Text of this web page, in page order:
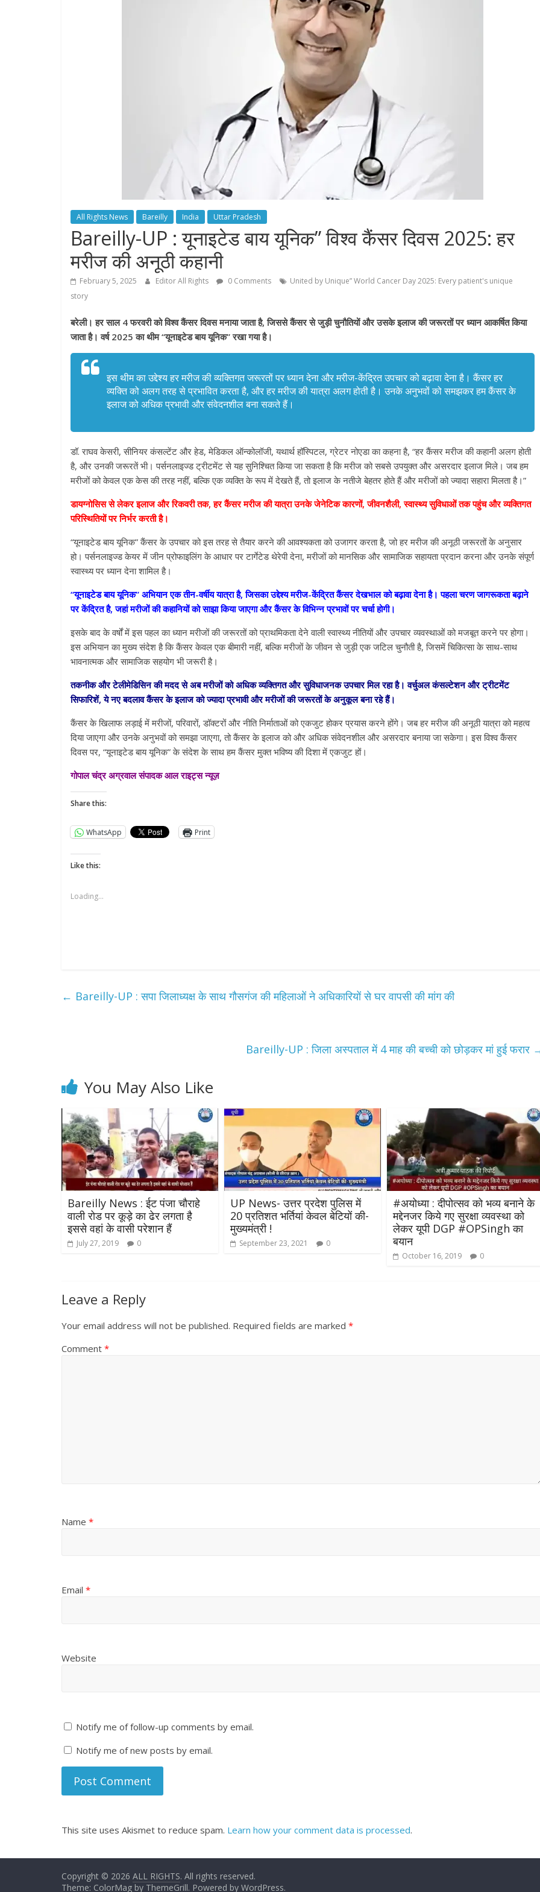
All Rights News Bareilly India Uttar Pradesh
Bareilly-UP : यूनाइटेड बाय यूनिक” विश्व कैंसर दिवस 2025: हर
मरीज की अनूठी कहानी
February 5, 2025 Editor All Rights 0 Comments
United by Unique” World Cancer Day 2025: Every patient's unique
story
बरेली। हर साल 4 फरवरी को विश्व कैंसर दिवस मनाया जाता है, जिससे कैंसर से जुड़ी चुनौतियों और उसके इलाज की जरूरतों पर ध्यान आकर्षित किया
जाता है। वर्ष 2025 का थीम “यूनाइटेड बाय यूनिक” रखा गया है।
इस थीम का उद्देश्य हर मरीज की व्यक्तिगत जरूरतों पर ध्यान देना और मरीज-केंद्रित उपचार को बढ़ावा देना है। कैंसर हर
व्यक्ति को अलग तरह से प्रभावित करता है, और हर मरीज की यात्रा अलग होती है। उनके अनुभवों को समझकर हम कैंसर के
इलाज को अधिक प्रभावी और संवेदनशील बना सकते हैं।
डॉ. राघव केसरी, सीनियर कंसल्टेंट और हेड, मेडिकल ऑन्कोलॉजी, यथार्थ हॉस्पिटल, ग्रेटर नोएडा का कहना है, “हर कैंसर मरीज की कहानी अलग होती
है, और उनकी जरूरतें भी। पर्सनलाइज्ड ट्रीटमेंट से यह सुनिश्चित किया जा सकता है कि मरीज को सबसे उपयुक्त और असरदार इलाज मिले। जब हम
मरीजों को केवल एक केस की तरह नहीं, बल्कि एक व्यक्ति के रूप में देखते हैं, तो इलाज के नतीजे बेहतर होते हैं और मरीजों को ज्यादा सहारा मिलता है।”
डायग्नोसिस से लेकर इलाज और रिकवरी तक, हर कैंसर मरीज की यात्रा उनके जेनेटिक कारणों, जीवनशैली, स्वास्थ्य सुविधाओं तक पहुंच और व्यक्तिगत
परिस्थितियों पर निर्भर करती है।
“यूनाइटेड बाय यूनिक” कैंसर के उपचार को इस तरह से तैयार करने की आवश्यकता को उजागर करता है, जो हर मरीज की अनूठी जरूरतों के अनुसार
हो। पर्सनलाइज्ड केयर में जीन प्रोफाइलिंग के आधार पर टार्गेटेड थेरेपी देना, मरीजों को मानसिक और सामाजिक सहायता प्रदान करना और उनके संपूर्ण
स्वास्थ्य पर ध्यान देना शामिल है।
“यूनाइटेड बाय यूनिक” अभियान एक तीन-वर्षीय यात्रा है, जिसका उद्देश्य मरीज-केंद्रित कैंसर देखभाल को बढ़ावा देना है। पहला चरण जागरूकता बढ़ाने
पर केंद्रित है, जहां मरीजों की कहानियों को साझा किया जाएगा और कैंसर के विभिन्न प्रभावों पर चर्चा होगी।
इसके बाद के वर्षों में इस पहल का ध्यान मरीजों की जरूरतों को प्राथमिकता देने वाली स्वास्थ्य नीतियों और उपचार व्यवस्थाओं को मजबूत करने पर होगा।
इस अभियान का मुख्य संदेश है कि कैंसर केवल एक बीमारी नहीं, बल्कि मरीजों के जीवन से जुड़ी एक जटिल चुनौती है, जिसमें चिकित्सा के साथ-साथ
भावनात्मक और सामाजिक सहयोग भी जरूरी है।
तकनीक और टेलीमेडिसिन की मदद से अब मरीजों को अधिक व्यक्तिगत और सुविधाजनक उपचार मिल रहा है। वर्चुअल कंसल्टेशन और ट्रीटमेंट
सिफारिशें, ये नए बदलाव कैंसर के इलाज को ज्यादा प्रभावी और मरीजों की जरूरतों के अनुकूल बना रहे हैं।
कैंसर के खिलाफ लड़ाई में मरीजों, परिवारों, डॉक्टरों और नीति निर्माताओं को एकजुट होकर प्रयास करने होंगे। जब हर मरीज की अनूठी यात्रा को महत्व
दिया जाएगा और उनके अनुभवों को समझा जाएगा, तो कैंसर के इलाज को और अधिक संवेदनशील और असरदार बनाया जा सकेगा। इस विश्व कैंसर
दिवस पर, “यूनाइटेड बाय यूनिक” के संदेश के साथ हम कैंसर मुक्त भविष्य की दिशा में एकजुट हों।
गोपाल चंद्र अग्रवाल संपादक आल राइट्स न्यूज़
Share this:
WhatsApp Print
Like this:
Loading...
← Bareilly-UP : सपा जिलाध्यक्ष के साथ गौसगंज की महिलाओं ने अधिकारियों से घर वापसी की मांग की
Bareilly-UP : जिला अस्पताल में 4 माह की बच्ची को छोड़कर मां हुई फरार
You May Also Like
Bareilly News : ईट पंजा चौराहे
वाली रोड पर कूड़े का ढेर लगता है
इससे वहां के वासी परेशान हैं
July 27, 2019 0
UP News- उत्तर प्रदेश पुलिस में
20 प्रतिशत भर्तियां केवल बेटियों की-
मुख्यमंत्री !
September 23, 2021 0
#अयोध्या : दीपोत्सव को भव्य बनाने के
मद्देनजर किये गए सुरक्षा व्यवस्था को
लेकर यूपी DGP #OPSingh का
बयान
October 16, 2019 0
Leave a Reply
Your email address will not be published. Required fields are marked *
Comment *
Name *
Email *
Website
Notify me of follow-up comments by email.
Notify me of new posts by email.
This site uses Akismet to reduce spam. Learn how your comment data is processed.
खिलाफ प्रदर्शन
Editor All Rights
Copyright © 2026 ALL RIGHTS. All rights reserved.
Theme: ColorMag by ThemeGrill. Powered by WordPress.